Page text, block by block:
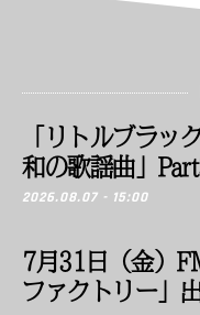
「リトルブラッ
和の歌謡曲」
2026.08.07 - 15:00
7月31日（金）
ファクトリー」